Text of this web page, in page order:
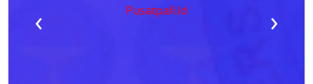
Pusatpafi.id
‹ ›